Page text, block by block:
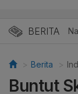
BERITA
Berita
Buntut